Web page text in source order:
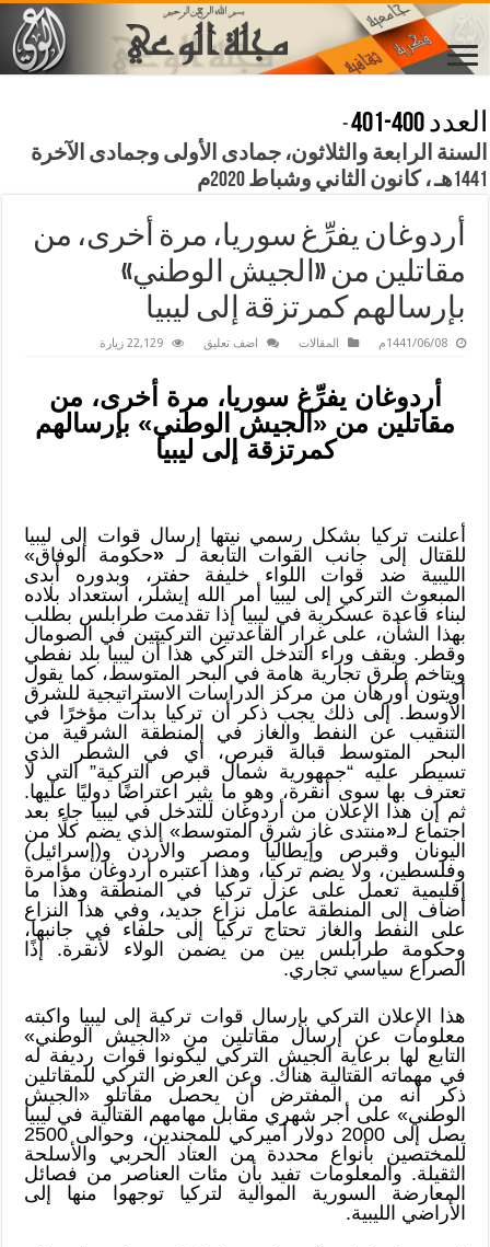
العدد 400-401
-
السنة الرابعة والثلاثون، جمادى الأولى وجمادى الآخرة
1441هـ ، كانون الثاني وشباط 2020م
أردوغان يفرِّغ سوريا، مرة أخرى، من
مقاتلين من «الجيش الوطني»
بإرسالهم كمرتزقة إلى ليبيا
1441/06/08م المقالات اضف تعليق 22,129 زيارة
أردوغان يفرِّغ سوريا، مرة أخرى، من
مقاتلين من «الجيش الوطني» بإرسالهم
كمرتزقة إلى ليبيا
أعلنت تركيا بشكل رسمي نيتها إرسال قوات إلى ليبيا
للقتال إلى جانب القوات التابعة لـ «حكومة الوفاق»
الليبية ضد قوات اللواء خليفة حفتر، وبدوره أبدى
المبعوث التركي إلى ليبيا أمر الله إيشلر، استعداد بلاده
لبناء قاعدة عسكرية في ليبيا إذا تقدمت طرابلس بطلب
بهذا الشأن، على غرار القاعدتين التركيتين في الصومال
وقطر. ويقف وراء التدخل التركي هذا أن ليبيا بلد نفطي
ويتاخم طرق تجارية هامة في البحر المتوسط، كما يقول
أويتون أورهان من مركز الدراسات الاستراتيجية للشرق
الأوسط. إلى ذلك يجب ذكر أن تركيا بدأت مؤخرًا في
التنقيب عن النفط والغاز في المنطقة الشرقية من
البحر المتوسط قبالة قبرص، أي في الشطر الذي
تسيطر عليه “جمهورية شمال قبرص التركية” التي لا
تعترف بها سوى أنقرة، وهو ما يثير اعتراضًا دوليًا عليها.
ثم إن هذا الإعلان من أردوغان للتدخل في ليبيا جاء بعد
اجتماع لـ«منتدى غاز شرق المتوسط» الذي يضم كلًا من
اليونان وقبرص وإيطاليا ومصر والأردن و(إسرائيل)
وفلسطين، ولا يضم تركيا، وهذا اعتبره أردوغان مؤامرة
إقليمية تعمل على عزل تركيا في المنطقة وهذا ما
أضاف إلى المنطقة عامل نزاع جديد، وفي هذا النزاع
على النفط والغاز تحتاج تركيا إلى حلفاء في جانبها،
وحكومة طرابلس بين من يضمن الولاء لأنقرة. إذًا
الصراع سياسي تجاري.
هذا الإعلان التركي بإرسال قوات تركية إلى ليبيا واكبته
معلومات عن إرسال مقاتلين من «الجيش الوطني»
التابع لها برعاية الجيش التركي ليكونوا قوات رديفة له
في مهماته القتالية هناك. وعن العرض التركي للمقاتلين
ذكر أنه من المفترض أن يحصل مقاتلو «الجيش
الوطني» على أجر شهري مقابل مهامهم القتالية في ليبيا
يصل إلى 2000 دولار أميركي للمجندين، وحوالى 2500
للمختصين بأنواع محددة من العتاد الحربي والأسلحة
الثقيلة. والمعلومات تفيد بأن مئات العناصر من فصائل
المعارضة السورية الموالية لتركيا توجهوا منها إلى
الأراضي الليبية.